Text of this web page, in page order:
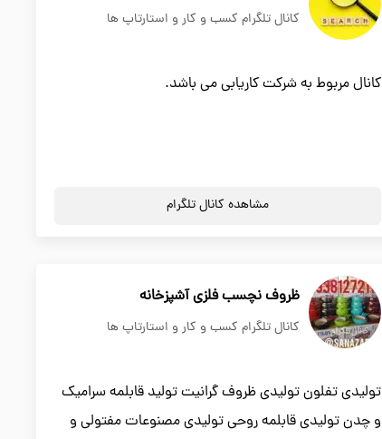
کانال تلگرام کسب و کار و استارتاپ ها
کانال مربوط به شرکت کاریابی می باشد.
مشاهده کانال تلگرام
ظروف نچسب فلزی آشپزخانه
کانال تلگرام کسب و کار و استارتاپ ها
تولیدی تفلون تولیدی ظروف گرانیت تولید قابلمه سرامیک
و چدن تولیدی قابلمه روحی تولیدی مصنوعات مفتولی و